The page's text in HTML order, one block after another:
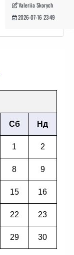
Valeriia Skorych
2026-07-16 23:49
Сб Нд
1 2
8 9
15 16
22 23
29 30